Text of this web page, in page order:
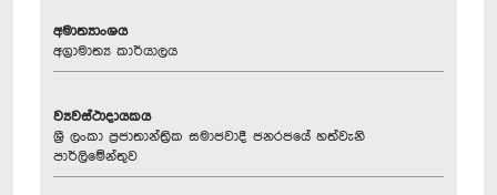
අමාත්‍යාංශය
අග්‍රාමාත්‍ය කාර්යාලය
ව්‍යවස්ථාදායකය
ශ්‍රී ලංකා ප්‍රජාතාන්ත්‍රික සමාජවාදී ජනරජයේ හත්වැනි
පාර්ලිමේන්තුව